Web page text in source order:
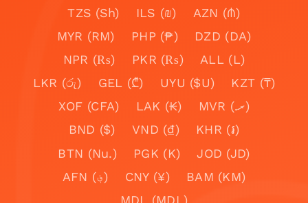
TZS (Sh)
ILS (₪)
AZN (₼)
MYR (RM)
PHP (₱)
DZD (DA)
NPR (₨)
PKR (₨)
ALL (L)
LKR (රු)
GEL (₾) UYU ($U)
KZT (₸)
XOF (CFA)
LAK (₭)
MVR (.ރ)
BND ($)
VND (₫)
KHR (៛)
BTN (Nu.)
PGK (K)
JOD (JD)
AFN (؋)
CNY (¥)
BAM (KM)
MDL (MDL)